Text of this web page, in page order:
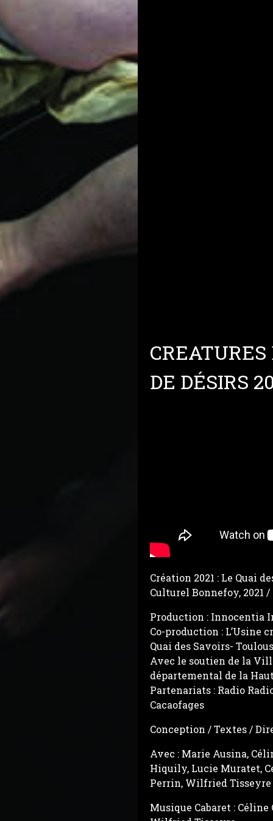
CREATURES
DE DÉSIRS
Création 2021 : Le Quai
Culturel Bonnefoy, 2021 /
Production : Innocentia
Co-production : L’Usine
Quai des Savoirs-
Avec le soutien de la
départemental de la
Partenariats : Radio
Cacaofages
Conception / Textes /
Avec : Marie Ausina,
Hiquily, Lucie Muratet,
Perrin, Wilfried Tisseyre
Musique Cabaret :